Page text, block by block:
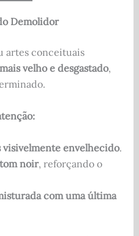
Demolidor
artes conceituais
velho e desgastado,
visivelmente envelhecido.
noir, reforçando o
com uma última